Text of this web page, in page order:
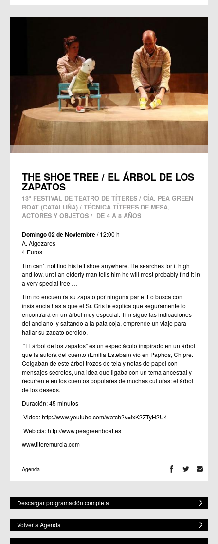
THE SHOE TREE / EL ÁRBOL DE LOS
ZAPATOS
13º FESTIVAL DE TEATRO DE TÍTERES / CÍA. PEA GREEN
BOAT (CATALUÑA) / TÉCNICA TÍTERES DE MESA,
ACTORES Y OBJETOS / DE 4 A 8 AÑOS
Domingo 02 de Noviembre/ 12:00 h
A. Algezares
4 Euros
Tim can’t not find his left shoe anywhere. He searches for it high
and low, until an elderly man tells him he will most probably find it in
a very special tree …
Tim no encuentra su zapato por ninguna parte. Lo busca con
insistencia hasta que el Sr. Gris le explica que seguramente lo
encontrará en un árbol muy especial. Tim sigue las indicaciones
del anciano, y saltando a la pata coja, emprende un viaje para
hallar su zapato perdido.​​
“El árbol de los zapatos” es un espectáculo inspirado en un árbol
que la autora del cuento (Emilia Esteban) vio en Paphos, Chipre.
Colgaban de este árbol trozos de tela y notas de papel con
mensajes secretos, una idea que ligaba con un tema ancestral y
recurrente en los cuentos populares de muchas culturas: el árbol
de los deseos.
Duración: 45 minutos
Video:http://www.youtube.com/watch?v=IxK2ZTyH2U4
Web cía:http://www.peagreenboat.es
www.titeremurcia.com
Agenda
Descargar programación completa
Volver a Agenda